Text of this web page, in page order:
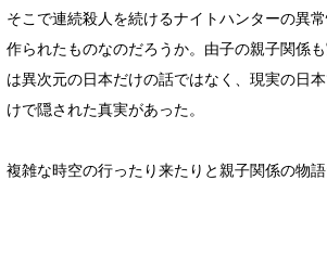
そこで連続殺人を続けるナイトハンターの異
作られたものなのだろうか。由子の親子関係
は異次元の日本だけの話ではなく、現実の日
けで隠された真実があった。
複雑な時空の行ったり来たりと親子関係の物語